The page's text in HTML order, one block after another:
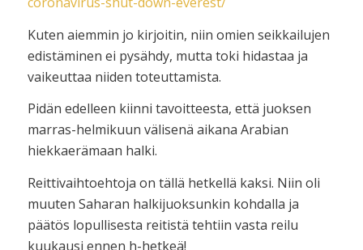
Kuten aiemmin jo kirjoitin, niin omien seikkailujen
edistäminen ei pysähdy, mutta toki hidastaa ja
vaikeuttaa niiden toteuttamista.
Pidän edelleen kiinni tavoitteesta, että juoksen
marras-helmikuun välisenä aikana Arabian
hiekkaerämaan halki.
Reittivaihtoehtoja on tällä hetkellä kaksi. Niin oli
muuten Saharan halkijuoksunkin kohdalla ja
päätös lopullisesta reitistä tehtiin vasta reilu
kuukausi ennen h-hetkeä!